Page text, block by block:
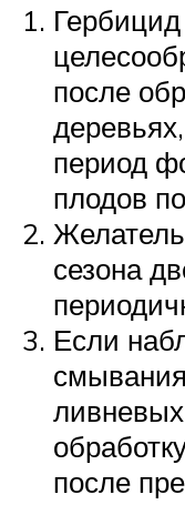
после
период
плодов
сезона
Если
после